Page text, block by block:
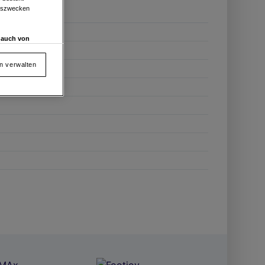
von
oder Zugriff
verwalten